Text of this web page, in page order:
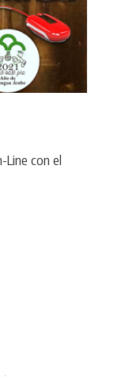
Line con el